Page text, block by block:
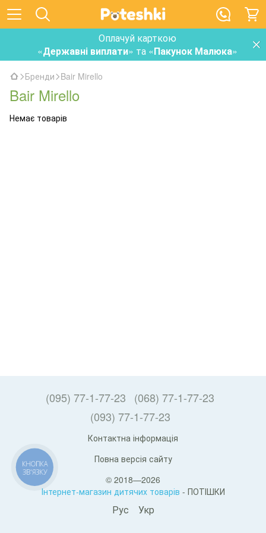
Оплачуй карткою
«Державні виплати» та «Пакунок Малюка»
Бренди Bair Mirello
Bair Mirello
Немає товарів
(095) 77-1-77-23
(068) 77-1-77-23
(093) 77-1-77-23
Контактна інформація
Повна версія сайту
© 2018—2026
Інтернет-магазин дитячих товарів - ПОТІШКИ
Рус Укр
КНОПКА
ЗВ'ЯЗКУ